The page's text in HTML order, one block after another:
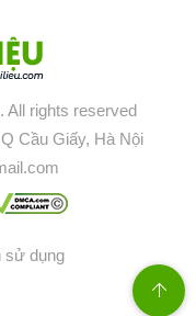
All rights reserved
Cầu Giấy, Hà Nội
sử dụng